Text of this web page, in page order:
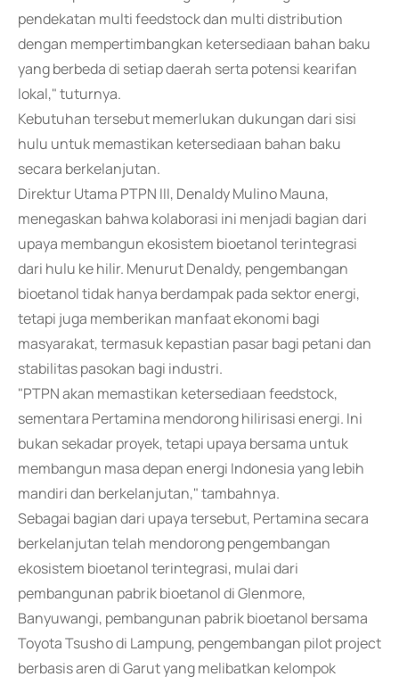
pendekatan multi feedstock dan multi distribution
dengan mempertimbangkan ketersediaan bahan baku
yang berbeda di setiap daerah serta potensi kearifan
lokal," tuturnya.
Kebutuhan tersebut memerlukan dukungan dari sisi
hulu untuk memastikan ketersediaan bahan baku
secara berkelanjutan.
Direktur Utama PTPN III, Denaldy Mulino Mauna,
menegaskan bahwa kolaborasi ini menjadi bagian dari
upaya membangun ekosistem bioetanol terintegrasi
dari hulu ke hilir. Menurut Denaldy, pengembangan
bioetanol tidak hanya berdampak pada sektor energi,
tetapi juga memberikan manfaat ekonomi bagi
masyarakat, termasuk kepastian pasar bagi petani dan
stabilitas pasokan bagi industri.
"PTPN akan memastikan ketersediaan feedstock,
sementara Pertamina mendorong hilirisasi energi. Ini
bukan sekadar proyek, tetapi upaya bersama untuk
membangun masa depan energi Indonesia yang lebih
mandiri dan berkelanjutan," tambahnya.
Sebagai bagian dari upaya tersebut, Pertamina secara
berkelanjutan telah mendorong pengembangan
ekosistem bioetanol terintegrasi, mulai dari
pembangunan pabrik bioetanol di Glenmore,
Banyuwangi, pembangunan pabrik bioetanol bersama
Toyota Tsusho di Lampung, pengembangan pilot project
berbasis aren di Garut yang melibatkan kelompok